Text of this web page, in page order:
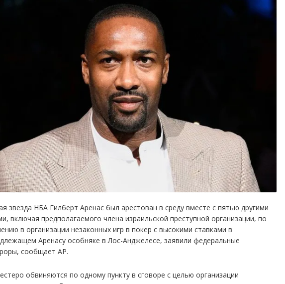
звезда НБА Гилберт Аренас был арестован в среду вместе с пятью другими
включая предполагаемого члена израильской преступной организации, по
в организации незаконных игр в покер с высокими ставками в
Аренасу особняке в Лос-Анджелесе, заявили федеральные
сообщает AP.
обвиняются по одному пункту в сговоре с целью организации